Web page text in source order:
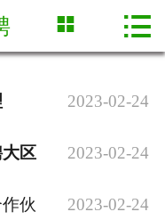
网站首页
产品展示
新闻中心
 
2023-02-24
区 2023-02-24
伙 2023-02-24